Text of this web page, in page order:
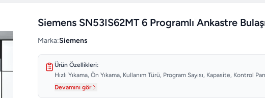
Siemens SN53IS62MT 6 Programlı Ankastre
Marka:Siemens
Ürün Özellikleri:
Hızlı Yıkama, Ön Yıkama, Kullanım Türü, Program Sayısı, Kapasite, Kontrol
Devamını gör